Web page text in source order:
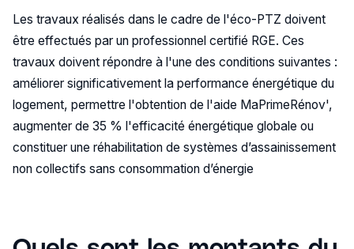
Les travaux réalisés dans le cadre de l'éco-PTZ doivent
être effectués par un professionnel certifié RGE. Ces
travaux doivent répondre à l'une des conditions suivantes :
améliorer significativement la performance énergétique du
logement, permettre l'obtention de l'aide MaPrimeRénov',
augmenter de 35 % l'efficacité énergétique globale ou
constituer une réhabilitation de systèmes d’assainissement
non collectifs sans consommation d’énergie​